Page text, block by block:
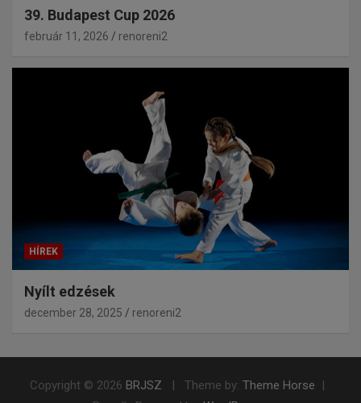
39. Budapest Cup 2026
február 11, 2026 renoreni2
HÍREK
Nyílt edzések
december 28, 2025 renoreni2
Copyright © 2026 BRJSZ Theme by: Theme Horse